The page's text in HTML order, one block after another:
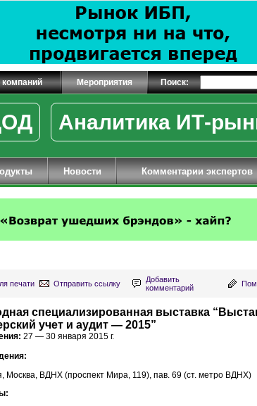
компаний Мероприятия Поиск:
Аналитика ИТ-
Новости Комментарии экспертов
печати Отправить ссылку
Добавить
комментарий
специализированная выставка
учет и аудит — 2015”
27 — 30 января 2015 г.
Москва, ВДНХ (проспект Мира, 119), пав. 69 (ст. метро ВДНХ)